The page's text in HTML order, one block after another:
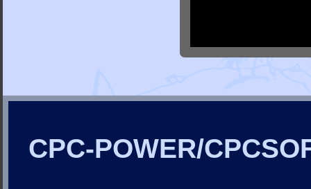
CPC-POWER/